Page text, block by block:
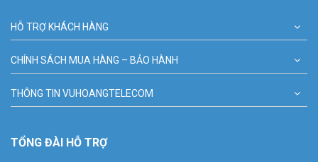
HỖ TRỢ KHÁCH HÀNG
CHÍNH SÁCH MUA HÀNG – BẢO HÀNH
THÔNG TIN VUHOANGTELECOM
TỔNG ĐÀI HỖ TRỢ